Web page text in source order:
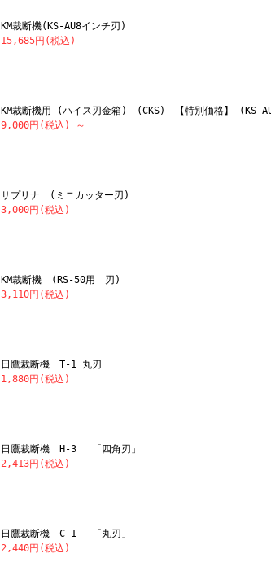
KM裁断機(KS-AU8インチ刃)
15,685円(税込)
KM裁断機用 (ハイス刃金箱) (CKS) 【特別価格】 (KS-
9,000円(税込)
～
サプリナ (ミニカッター刃)
3,000円(税込)
KM裁断機 (RS-50用 刃)
3,110円(税込)
日鷹裁断機 T-1 丸刃
1,880円(税込)
日鷹裁断機 H-3 「四角刃」
2,413円(税込)
日鷹裁断機 C-1 「丸刃」
2,440円(税込)